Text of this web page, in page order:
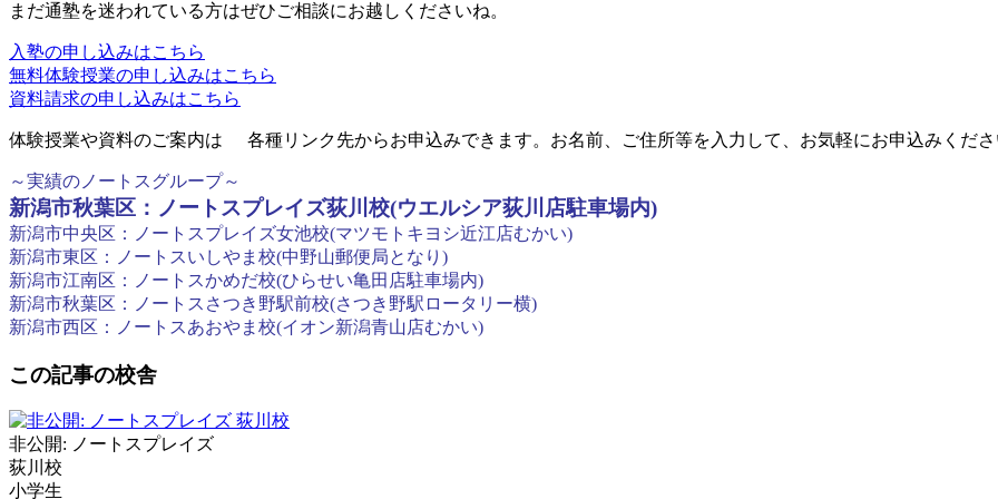
まだ通塾を迷われている方はぜひご相談にお越しくださいね。
入塾の申し込みはこちら
無料体験授業の申し込みはこちら
資料請求の申し込みはこちら
体験授業や資料のご案内は 各種リンク先からお申込みできます。お名前、ご住所等を入力して、お気軽にお申込みくだ
～実績のノートスグループ～
新潟市秋葉区：ノートスプレイズ荻川校(ウエルシア荻川店駐車場内)
新潟市中央区：ノートスプレイズ女池校(マツモトキヨシ近江店むかい)
新潟市東区：ノートスいしやま校(中野山郵便局となり)
新潟市江南区：ノートスかめだ校(ひらせい亀田店駐車場内)
新潟市秋葉区：ノートスさつき野駅前校(さつき野駅ロータリー横)
新潟市西区：ノートスあおやま校(イオン新潟青山店むかい)
この記事の校舎
非公開: ノートスプレイズ
荻川校
小学生